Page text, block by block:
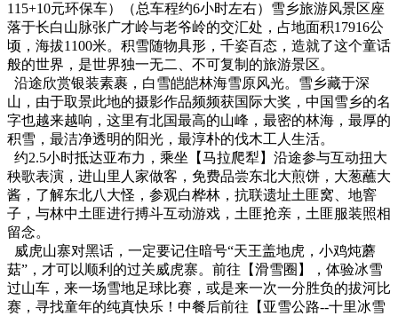
115+10元环保车）（总车程约6小时左右）雪乡旅游风景区座
落于长白山脉张广才岭与老爷岭的交汇处，占地面积17916公
顷，海拔1100米。积雪随物具形，千姿百态，造就了这个童话
般的世界，是世界独一无二、不可复制的旅游景区。
沿途欣赏银装素裹，白雪皑皑林海雪原风光。雪乡藏于深
山，由于取景此地的摄影作品频频获国际大奖，中国雪乡的名
字也越来越响，这里有北国最高的山峰，最密的林海，最厚的
积雪，最洁净透明的阳光，最淳朴的伐木工人生活。
约2.5小时抵达亚布力，乘坐【马拉爬犁】沿途参与互动扭大
秧歌表演，进山里人家做客，免费品尝东北大煎饼，大葱蘸大
酱，了解东北八大怪，参观白桦林，抗联遗址土匪窝、地窨
子，与林中土匪进行搏斗互动游戏，土匪抢亲，土匪服装照相
留念。
威虎山寨对黑话，一定要记住暗号“天王盖地虎，小鸡炖蘑
菇”，才可以顺利的过关威虎寨。前往【滑雪圈】，体验冰雪
过山车，来一场雪地足球比赛，或是来一次一分胜负的拔河比
赛，寻找童年的纯真快乐！中餐后前往【亚雪公路--十里冰雪